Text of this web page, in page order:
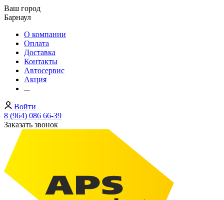
Ваш город
Барнаул
О компании
Оплата
Доставка
Контакты
Автосервис
Акция
...
Войти
8 (964) 086 66-39
Заказать звонок